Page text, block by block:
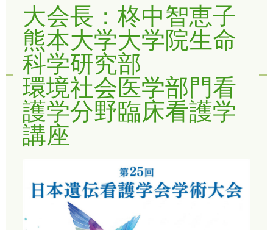
大会長：柊中智恵子
熊本大学大学院生命
科学研究部
環境社会医学部門看
護学分野臨床看護学
講座